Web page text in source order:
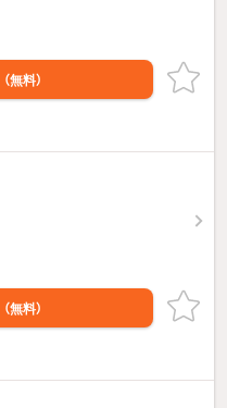
（無料）
（無料）